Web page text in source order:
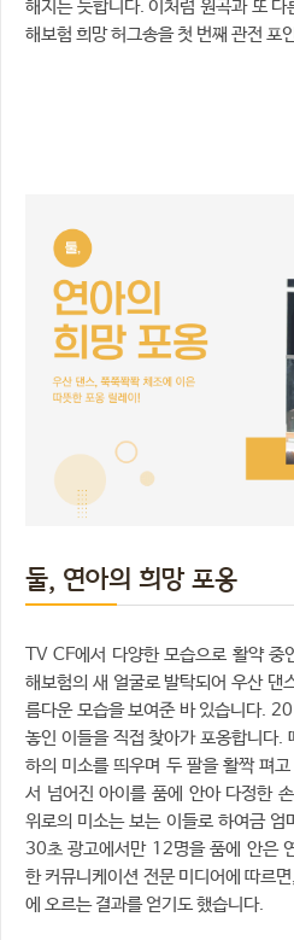
해지는 듯합니다. 이처럼 원곡과 또
해보험 희망 허그송을 첫 번째 관전 포
둘, 연아의 희망 포옹
TV CF에서 다양한 모습으로 활약
해보험의 새 얼굴로 발탁되어 우산 댄
름다운 모습을 보여준 바 있습니다.
놓인 이들을 직접 찾아가 포옹합니다.
하의 미소를 띄우며 두 팔을 활짝 펴
서 넘어진 아이를 품에 안아 다정한
위로의 미소는 보는 이들로 하여금 엄
30초 광고에서만 12명을 품에 안은
한 커뮤니케이션 전문 미디어에 따르
에 오르는 결과를 얻기도 했습니다.